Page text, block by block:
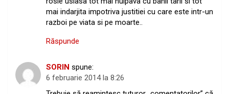
mai indarjita impotriva justitiei cu care este intr-un
razboi pe viata si pe moarte..
Răspunde
SORIN spune:
6 februarie 2014 la 8:26